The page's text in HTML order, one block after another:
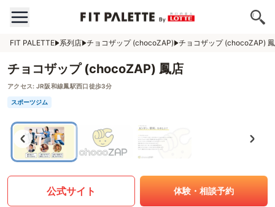
FIT PALETTE 系列店 チョコザップ (chocoZAP) チョコザップ (chocoZAP)
チョコザップ (chocoZAP) 鳳店
アクセス: JR阪和線鳳駅西口徒歩3分
スポーツジム
公式サイト 体験・相談予約